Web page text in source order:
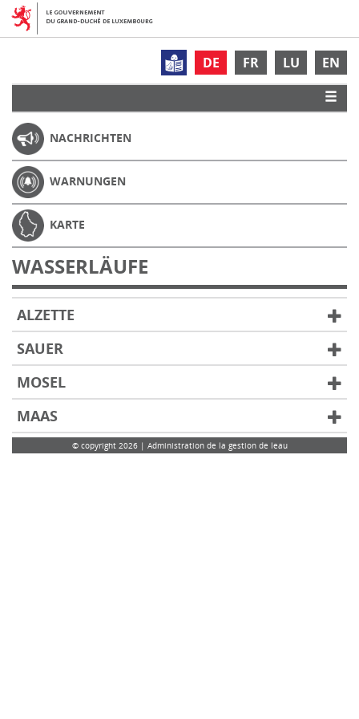
DE FR LU EN
NACHRICHTEN
WARNUNGEN
KARTE
WASSERLÄUFE
ALZETTE
SAUER
MOSEL
MAAS
© copyright 2026 | Administration de la gestion de leau